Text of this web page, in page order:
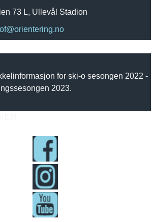
73 L, Ullevål Stadion
for ski-o sesongen 2022 -
2023.